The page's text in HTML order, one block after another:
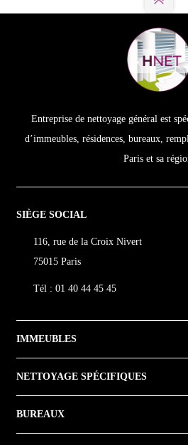
Entreprise de nettoyage général est
d’immeubles, résidences, bureaux,
Paris et sa
SIÈGE SOCIAL
116, rue de la Croix Nivert
75015 Paris
Tél : 01 40 44 45 45
IMMEUBLES
NETTOYAGE SPÉCIFIQUES
BUREAUX